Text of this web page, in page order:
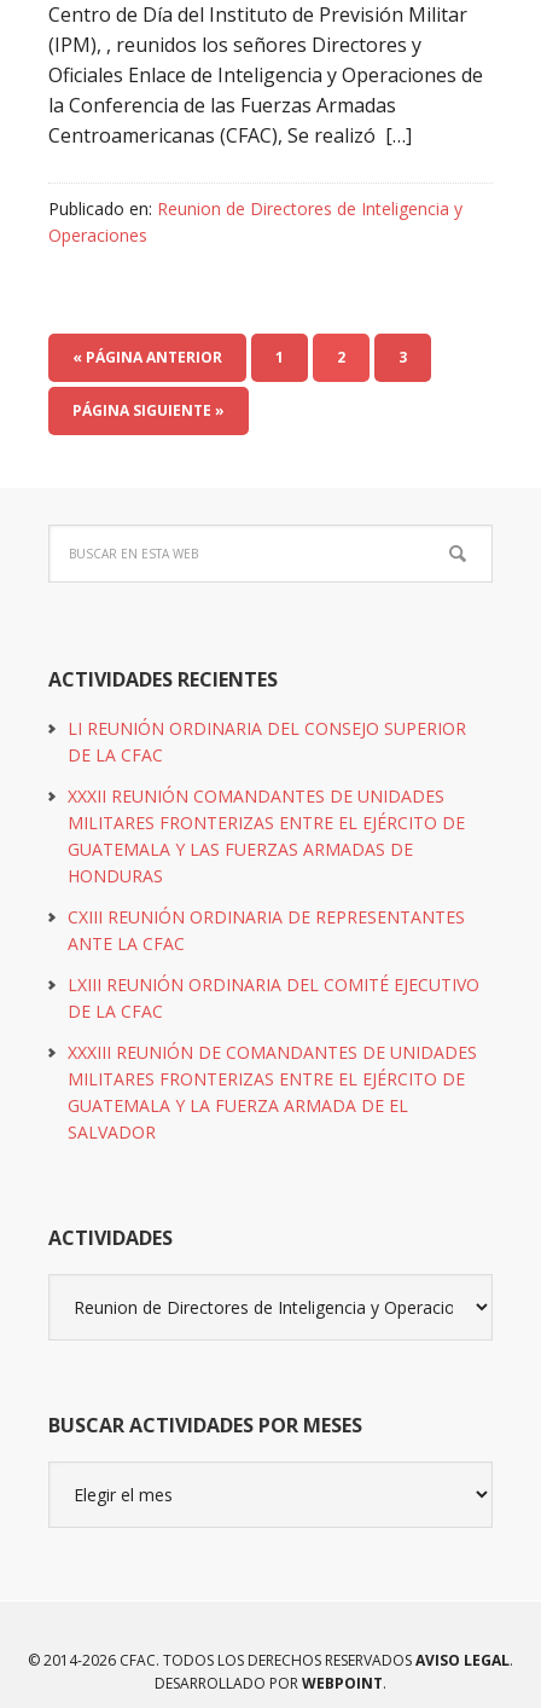
Centro de Día del Instituto de Previsión Militar
(IPM), , reunidos los señores Directores y
Oficiales Enlace de Inteligencia y Operaciones de
la Conferencia de las Fuerzas Armadas
Centroamericanas (CFAC), Se realizó […]
Publicado en: Reunion de Directores de Inteligencia y
Operaciones
« PÁGINA ANTERIOR 1 2 3
PÁGINA SIGUIENTE »
ACTIVIDADES RECIENTES
LI REUNIÓN ORDINARIA DEL CONSEJO SUPERIOR
DE LA CFAC
XXXII REUNIÓN COMANDANTES DE UNIDADES
MILITARES FRONTERIZAS ENTRE EL EJÉRCITO DE
GUATEMALA Y LAS FUERZAS ARMADAS DE
HONDURAS
CXIII REUNIÓN ORDINARIA DE REPRESENTANTES
ANTE LA CFAC
LXIII REUNIÓN ORDINARIA DEL COMITÉ EJECUTIVO
DE LA CFAC
XXXIII REUNIÓN DE COMANDANTES DE UNIDADES
MILITARES FRONTERIZAS ENTRE EL EJÉRCITO DE
GUATEMALA Y LA FUERZA ARMADA DE EL
SALVADOR
ACTIVIDADES
BUSCAR ACTIVIDADES POR MESES
actividades
por
© 2014-2026 CFAC. TODOS LOS DERECHOS RESERVADOSAVISO LEGAL.
DESARROLLADO PORWEBPOINT.